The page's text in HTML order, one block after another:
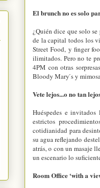
El brunch no es solo
¿Quién dice que solo
de la capital todos los
Street Food, y finger
ilimitados. Pero no te
4PM con otras
Bloody Mary ́s y
Vete lejos...o no tan
Huéspedes e
estrictos
cotidianidad para
su agua reflejando
atrás, o con un masaje
un escenario lo
Room Office ‘with a